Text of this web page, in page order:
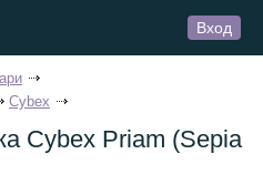
Вход
Cybex
Cybex Priam (Sepia